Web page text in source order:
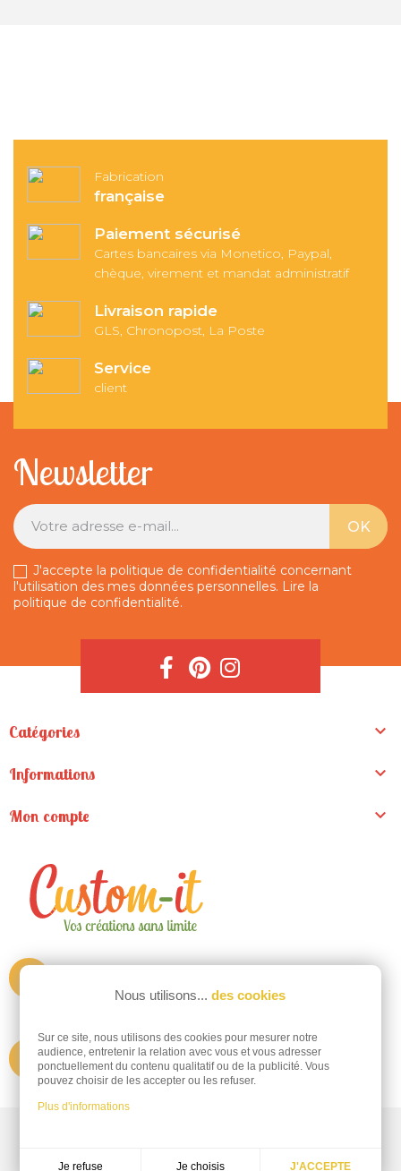
Fabrication
française
Paiement sécurisé
Cartes bancaires via Monetico, Paypal,
chèque, virement et mandat administratif
Livraison rapide
GLS, Chronopost, La Poste
Service
client
Newsletter
J'accepte la politique de confidentialité concernant
l'utilisation des mes données personnelles. Lire la
politique de confidentialité.
Catégories 
Informations 
Mon compte 
9 rue du pré clos
Appelez-nous auinformations@custom-it.fr
Nous utilisons... des cookies
Sur ce site, nous utilisons des cookies pour mesurer notre
audience, entretenir la relation avec vous et vous adresser
ponctuellement du contenu qualitatif ou de la publicité. Vous
pouvez choisir de les accepter ou les refuser.
Plus d'informations
Je refuse Je choisis J'ACCEPTE